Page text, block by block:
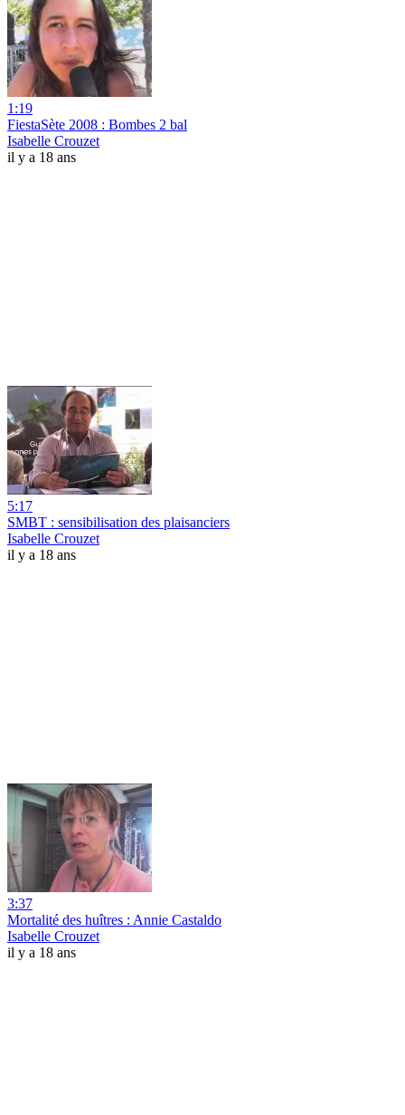
1:19
FiestaSète 2008 : Bombes 2 bal
Isabelle Crouzet
il y a 18 ans
5:17
SMBT : sensibilisation des plaisanciers
Isabelle Crouzet
il y a 18 ans
3:37
Mortalité des huîtres : Annie Castaldo
Isabelle Crouzet
il y a 18 ans